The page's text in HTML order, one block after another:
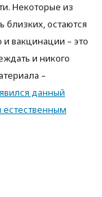
Некоторые из
близких, остаются
вакцинации – это
и никого
–
данный
естественным